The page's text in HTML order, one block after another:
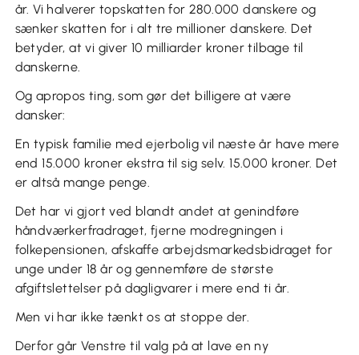
år. Vi halverer topskatten for 280.000 danskere og
sænker skatten for i alt tre millioner danskere. Det
betyder, at vi giver 10 milliarder kroner tilbage til
danskerne.
Og apropos ting, som gør det billigere at være
dansker:
En typisk familie med ejerbolig vil næste år have mere
end 15.000 kroner ekstra til sig selv. 15.000 kroner. Det
er altså mange penge.
Det har vi gjort ved blandt andet at genindføre
håndværkerfradraget, fjerne modregningen i
folkepensionen, afskaffe arbejdsmarkedsbidraget for
unge under 18 år og gennemføre de største
afgiftslettelser på dagligvarer i mere end ti år.
Men vi har ikke tænkt os at stoppe der.
Derfor går Venstre til valg på at lave en ny